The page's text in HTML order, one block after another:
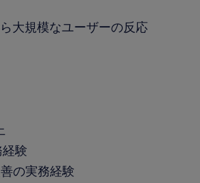
大規模なユーザーの反応
験
の実務経験